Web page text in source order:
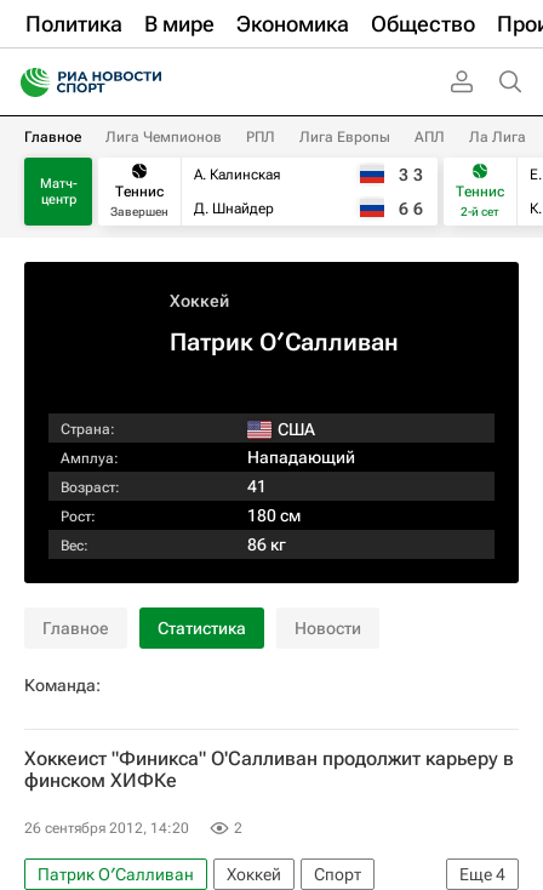
Политика В мире Экономика Общество
Главное Лига Чемпионов РПЛ Лига Европы АПЛ Ла Лига
Матч-
центр
Теннис
Завершен
А. Калинская
Д. Шнайдер
3 3
6 6
Теннис
2-й сет
Хоккей
Патрик О′Салливан
Страна: США
Амплуа: Нападающий
Возраст: 41
Рост: 180 см
Вес: 86 кг
Главное Статистика Новости
Команда:
Хоккеист "Финикса" О'Салливан продолжит карьеру в
финском ХИФКе
26 сентября 2012, 14:20 2
Еще4
Патрик О′Салливан Хоккей
Спорт